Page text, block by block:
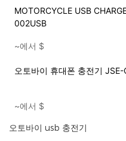
MOTORCYCLE USB
002USB
~에서 $
오토바이 휴대폰 충전기
~에서 $
오토바이 usb 충전기